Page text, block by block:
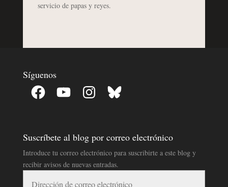
servicio de papas y reyes.
Síguenos
Facebook YouTube InstagramBluesky
Suscríbete al blog por correo electrónico
Introduce tu correo electrónico para suscribirte a este blog y
recibir avisos de nuevas entradas.